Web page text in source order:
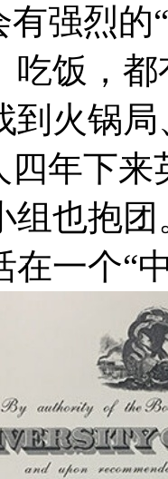
强烈的
吃饭，
到火锅
四年下
组也抱
在一个“